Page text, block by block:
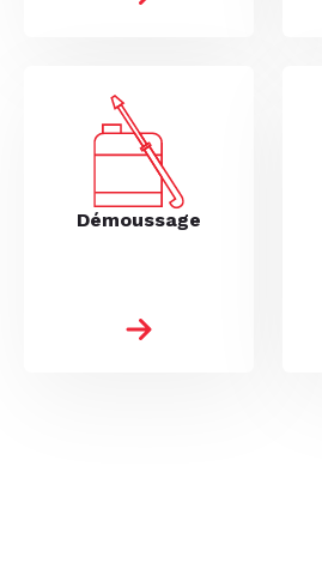
Démoussage